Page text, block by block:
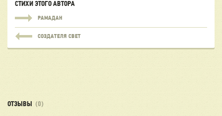
СТИХИ ЭТОГО АВТОРА
РАМАДАН
СОЗДАТЕЛЯ СВЕТ
ОТЗЫВЫ (0)